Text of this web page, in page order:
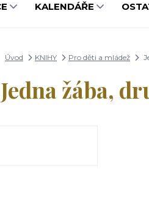
KALENDÁŘE
Úvod KNIHY Pro děti a mládež
Jedna žába,